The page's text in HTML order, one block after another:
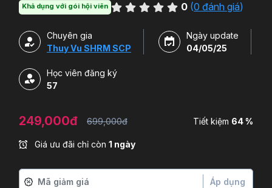
Khả dụng với gói hội viên 0 (0 đánh giá)
Chuyên gia
Thuy Vu SHRM SCP
Ngày update
04/05/25
Học viên đăng ký
57
249,000đ 699,000đ Tiết kiệm 64 %
Giá ưu đãi chỉ còn 1 ngày
Áp dụng